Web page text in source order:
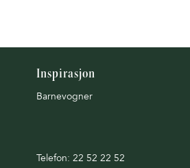
Inspirasjon
Barnevogner
Telefon: 22 52 22 52